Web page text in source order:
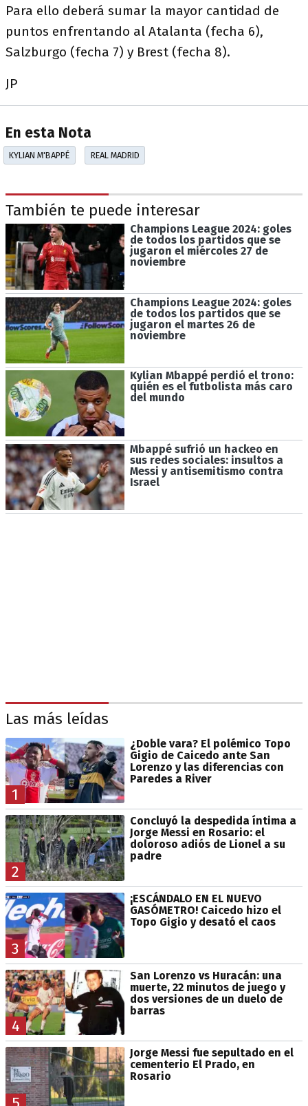
Para ello deberá sumar la mayor cantidad de
puntos enfrentando al Atalanta (fecha 6),
Salzburgo (fecha 7) y Brest (fecha 8).
JP
En esta Nota
KYLIAN M'BAPPÉ REAL MADRID
También te puede interesar
Champions League 2024: goles
de todos los partidos que se
jugaron el miércoles 27 de
noviembre
Champions League 2024: goles
de todos los partidos que se
jugaron el martes 26 de
noviembre
Kylian Mbappé perdió el trono:
quién es el futbolista más caro
del mundo
Mbappé sufrió un hackeo en
sus redes sociales: insultos a
Messi y antisemitismo contra
Israel
Las más leídas
1
¿Doble vara? El polémico Topo
Gigio de Caicedo ante San
Lorenzo y las diferencias con
Paredes a River
2
Concluyó la despedida íntima a
Jorge Messi en Rosario: el
doloroso adiós de Lionel a su
padre
3
¡ESCÁNDALO EN EL NUEVO
GASÓMETRO! Caicedo hizo el
Topo Gigio y desató el caos
4
San Lorenzo vs Huracán: una
muerte, 22 minutos de juego y
dos versiones de un duelo de
barras
Jorge Messi fue sepultado en el
cementerio El Prado, en
Rosario